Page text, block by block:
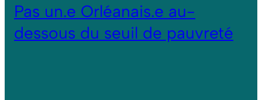
Pas un.e Orléanais.e au-
dessous du seuil de pauvreté